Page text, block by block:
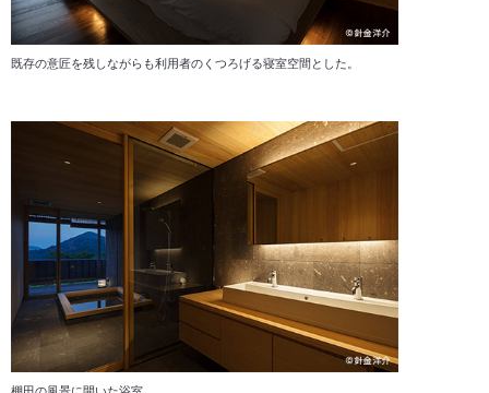
既存の意匠を残しながらも利用者のくつろげる寝室空間とした。